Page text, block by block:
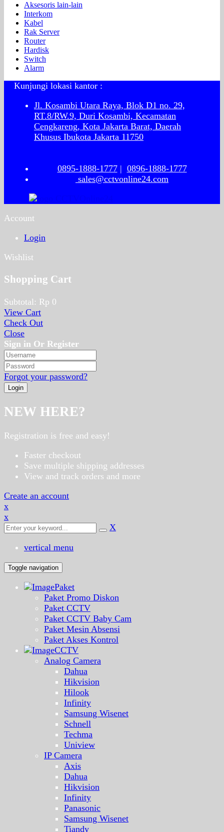
Aksesoris lain-lain
Interkom
Kabel
Rak Server
Router
Hardisk
Switch
Alarm
Kunjungi lokasi kantor :
Jl. Kosambi Utara Raya, Blok D1 no. 29,
RT.8/RW.9, Duri Kosambi, Kecamatan
Cengkareng, Kota Jakarta Barat, Daerah
Khusus Ibukota Jakarta 11750
0895-1888-1777| 0896-1888-1777
sales@cctvonline24.com
Account
Login
Wishlist
Shopping Cart
Subtotal: Rp 0
View Cart
Check Out
Close
Sign in Or Register
Forgot your password?
NEW HERE?
Registration is free and easy!
Faster checkout
Save multiple shipping addresses
View and track orders and more
Create an account
x
x
X
vertical menu
Toggle navigation
Paket
Paket Promo Diskon
Paket CCTV
Paket CCTV Baby Cam
Paket Mesin Absensi
Paket Akses Kontrol
CCTV
Analog Camera
Dahua
Hikvision
Hilook
Infinity
Samsung Wisenet
Schnell
Techma
Uniview
IP Camera
Axis
Dahua
Hikvision
Infinity
Panasonic
Samsung Wisenet
Tiandy